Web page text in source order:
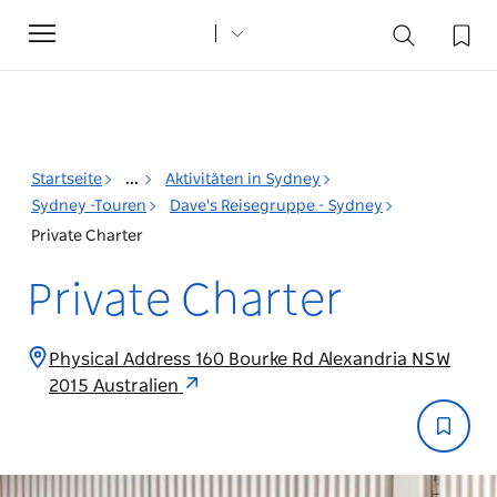
Toggle
navigation
Startseite ...
Aktivitäten in Sydney
Sydney -Touren
Dave's Reisegruppe - Sydney
Private Charter
Private Charter
Physical Address 160 Bourke Rd Alexandria NSW
2015 Australien